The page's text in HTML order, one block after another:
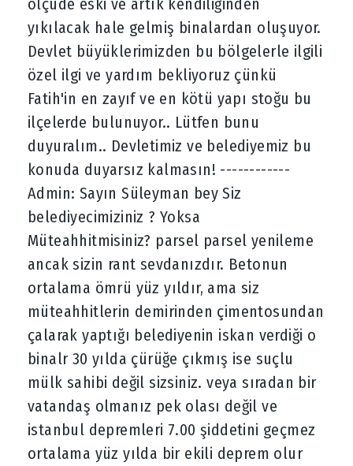
yıkılacak hale gelmiş binalardan oluşuyor.
Devlet büyüklerimizden bu bölgelerle ilgili
özel ilgi ve yardım bekliyoruz çünkü
Fatih'in en zayıf ve en kötü yapı stoğu bu
ilçelerde bulunuyor.. Lütfen bunu
duyuralım.. Devletimiz ve belediyemiz bu
konuda duyarsız kalmasın! ------------
Admin: Sayın Süleyman bey Siz
belediyecimiziniz ? Yoksa
Müteahhitmisiniz? parsel parsel yenileme
ancak sizin rant sevdanızdır. Betonun
ortalama ömrü yüz yıldır, ama siz
müteahhitlerin demirinden çimentosundan
çalarak yaptığı belediyenin iskan verdiği o
binalr 30 yılda çürüğe çıkmış ise suçlu
mülk sahibi değil sizsiniz. veya sıradan bir
vatandaş olmanız pek olası değil ve
istanbul depremleri 7.00 şiddetini geçmez
ortalama yüz yılda bir ekili deprem olur